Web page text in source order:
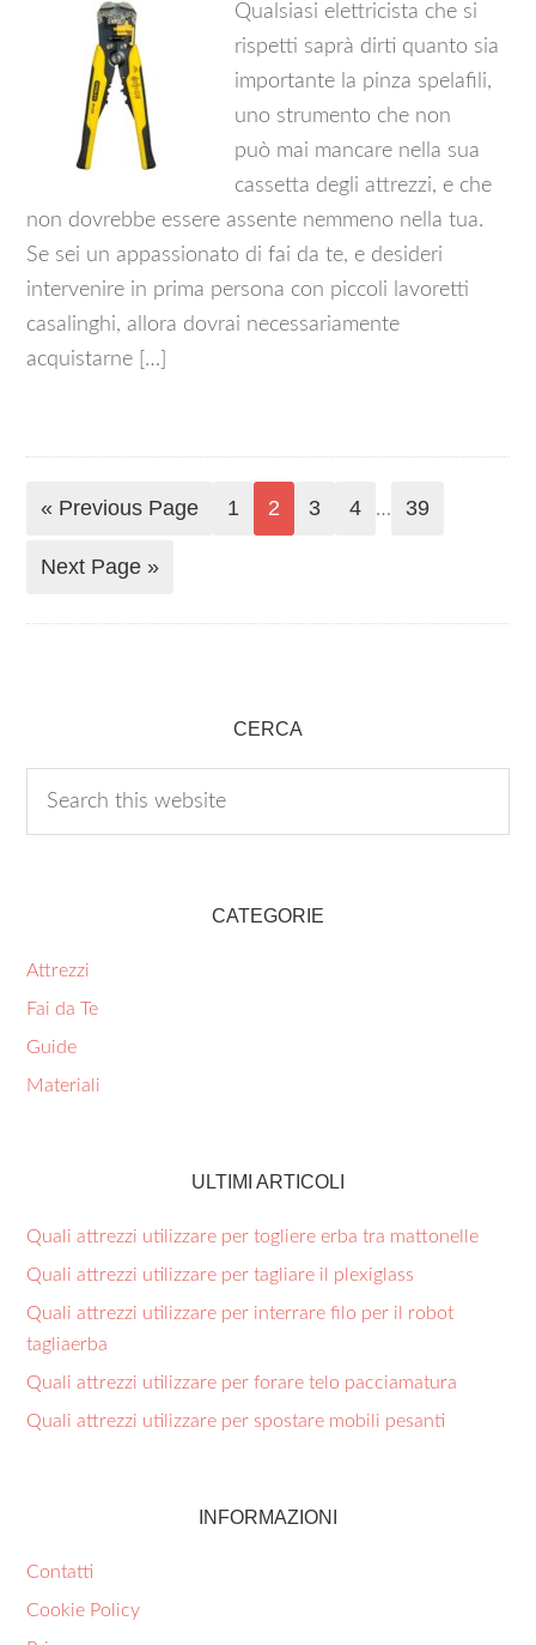
Qualsiasi elettricista che si
rispetti saprà dirti quanto sia
importante la pinza spelafili,
uno strumento che non
può mai mancare nella sua
cassetta degli attrezzi, e che
non dovrebbe essere assente nemmeno nella tua.
Se sei un appassionato di fai da te, e desideri
intervenire in prima persona con piccoli lavoretti
casalinghi, allora dovrai necessariamente
acquistarne […]
« Previous Page 1 2 3 4 … 39
Next Page »
CERCA
CATEGORIE
Attrezzi
Fai da Te
Guide
Materiali
ULTIMI ARTICOLI
Quali attrezzi utilizzare per togliere erba tra mattonelle​
Quali attrezzi utilizzare per tagliare il plexiglass​
Quali attrezzi utilizzare per interrare filo per il robot
tagliaerba​
Quali attrezzi utilizzare per forare telo pacciamatura​
Quali attrezzi utilizzare per spostare mobili pesanti​
INFORMAZIONI
Contatti
Cookie Policy